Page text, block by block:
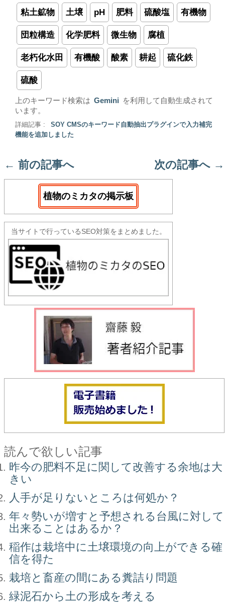
粘土鉱物 土壌 pH 肥料 硫酸塩 有機物
団粒構造 化学肥料 微生物 腐植
老朽化水田 有機酸 酸素 耕起 硫化鉄
硫酸
上のキーワード検索は Gemini
を利用して自動生成されて
います。
詳細記事 :
SOY CMSのキーワード自動抽出プラグインで入力補完
機能を追加しました
← 前の記事へ 次の記事へ →
植物のミカタの掲示板
当サイトで行っているSEO対策をまとめました。
読んで欲しい記事
昨今の肥料不足に関して改善する余地は大
きい
人手が足りないところは何処か？
年々勢いが増すと予想される台風に対して
出来ることはあるか？
稲作は栽培中に土壌環境の向上ができる確
信を得た
栽培と畜産の間にある糞詰り問題
緑泥石から土の形成を考える